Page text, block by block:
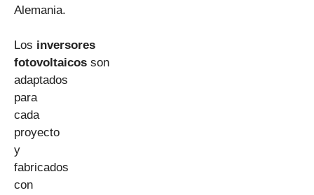
Alemania.
Los inversores
fotovoltaicos son
adaptados
para
cada
proyecto
y
fabricados
con